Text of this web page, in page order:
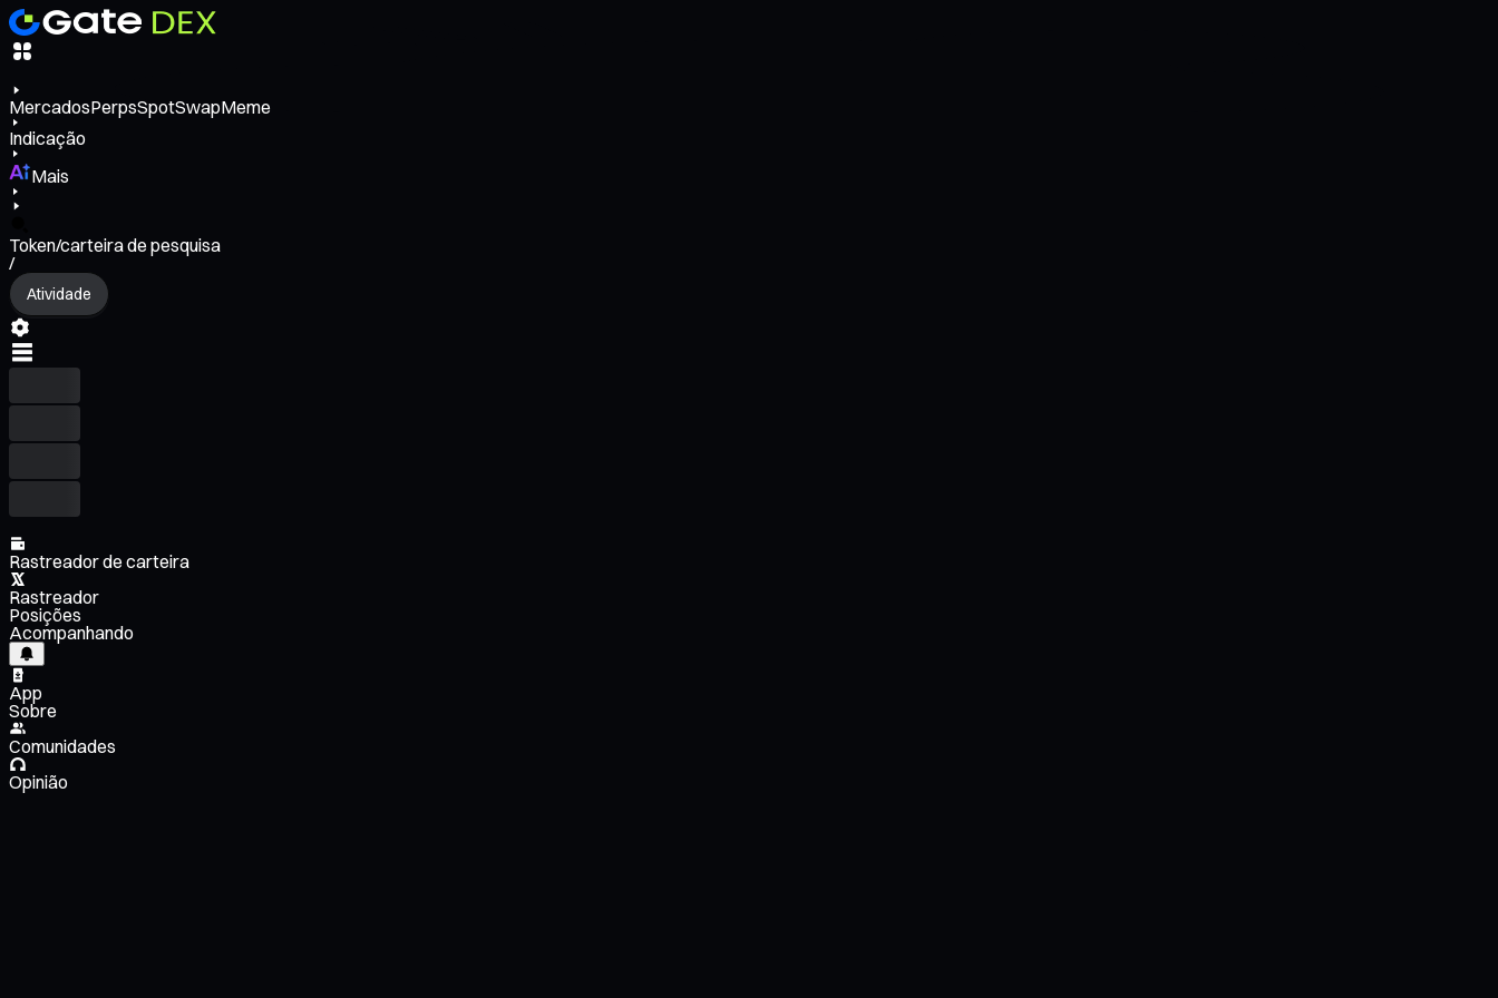
MercadosPerpsSpotSwapMeme
Indicação
Mais
Token/carteira de pesquisa
/
Atividade
Rastreador de carteira
Rastreador
Posições
Acompanhando
App
Sobre
Comunidades
Opinião